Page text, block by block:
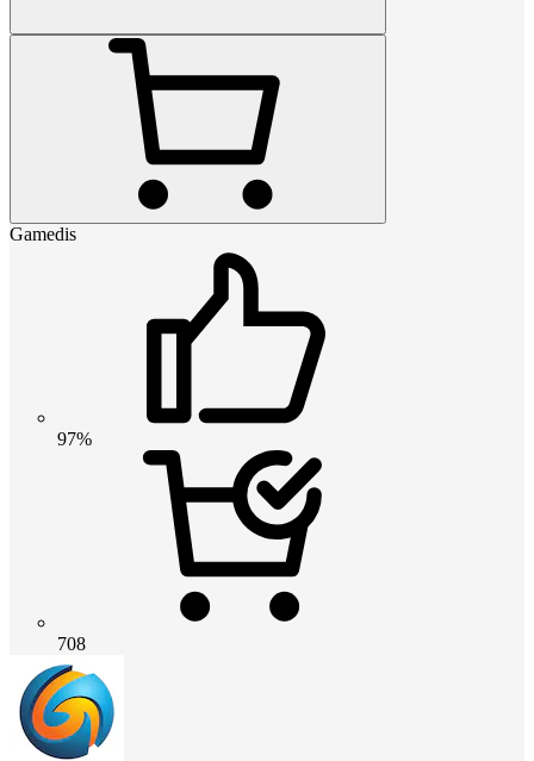
Gamedis
97%
708